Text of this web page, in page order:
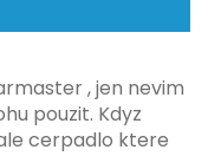
, jen nevim
pouzit. Kdyz
cerpadlo ktere